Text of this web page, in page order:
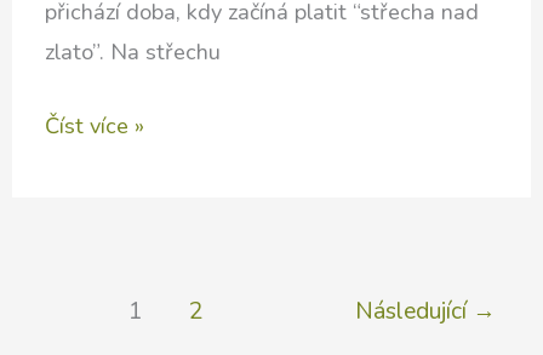
přichází doba, kdy začíná platit “střecha nad
zlato”. Na střechu
Řešení
Číst více »
1 2 Následující →